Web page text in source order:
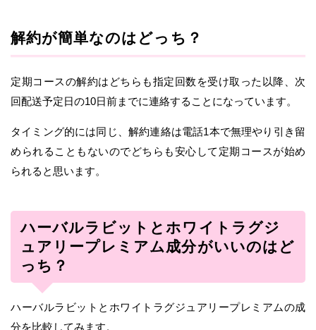
解約が簡単なのはどっち？
定期コースの解約はどちらも指定回数を受け取った以降、次
回配送予定日の10日前までに連絡することになっています。
タイミング的には同じ、解約連絡は電話1本で無理やり引き留
められることもないのでどちらも安心して定期コースが始め
られると思います。
ハーバルラビットとホワイトラグジ
ュアリープレミアム成分がいいのはど
っち？
ハーバルラビットとホワイトラグジュアリープレミアムの成
分を比較してみます。